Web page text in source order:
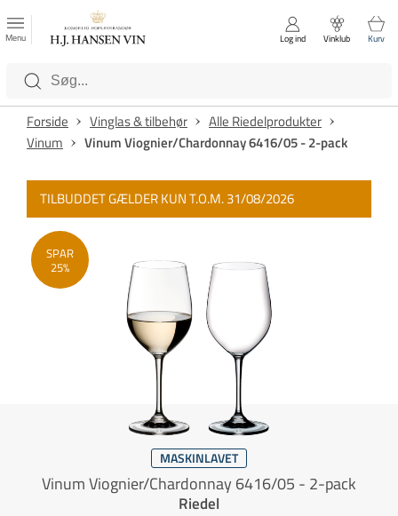
Luk
Kategorier
Menu Log ind Vinklub Kurv
Forside Vinglas & tilbehør
Alle Riedelprodukter
Vinum
Vinum Viognier/Chardonnay 6416/05 - 2-pack
TILBUDDET GÆLDER KUN T.O.M. 31/08/2026
SPAR
25%
MASKINLAVET
Vinum Viognier/Chardonnay 6416/05 - 2-pack
Riedel